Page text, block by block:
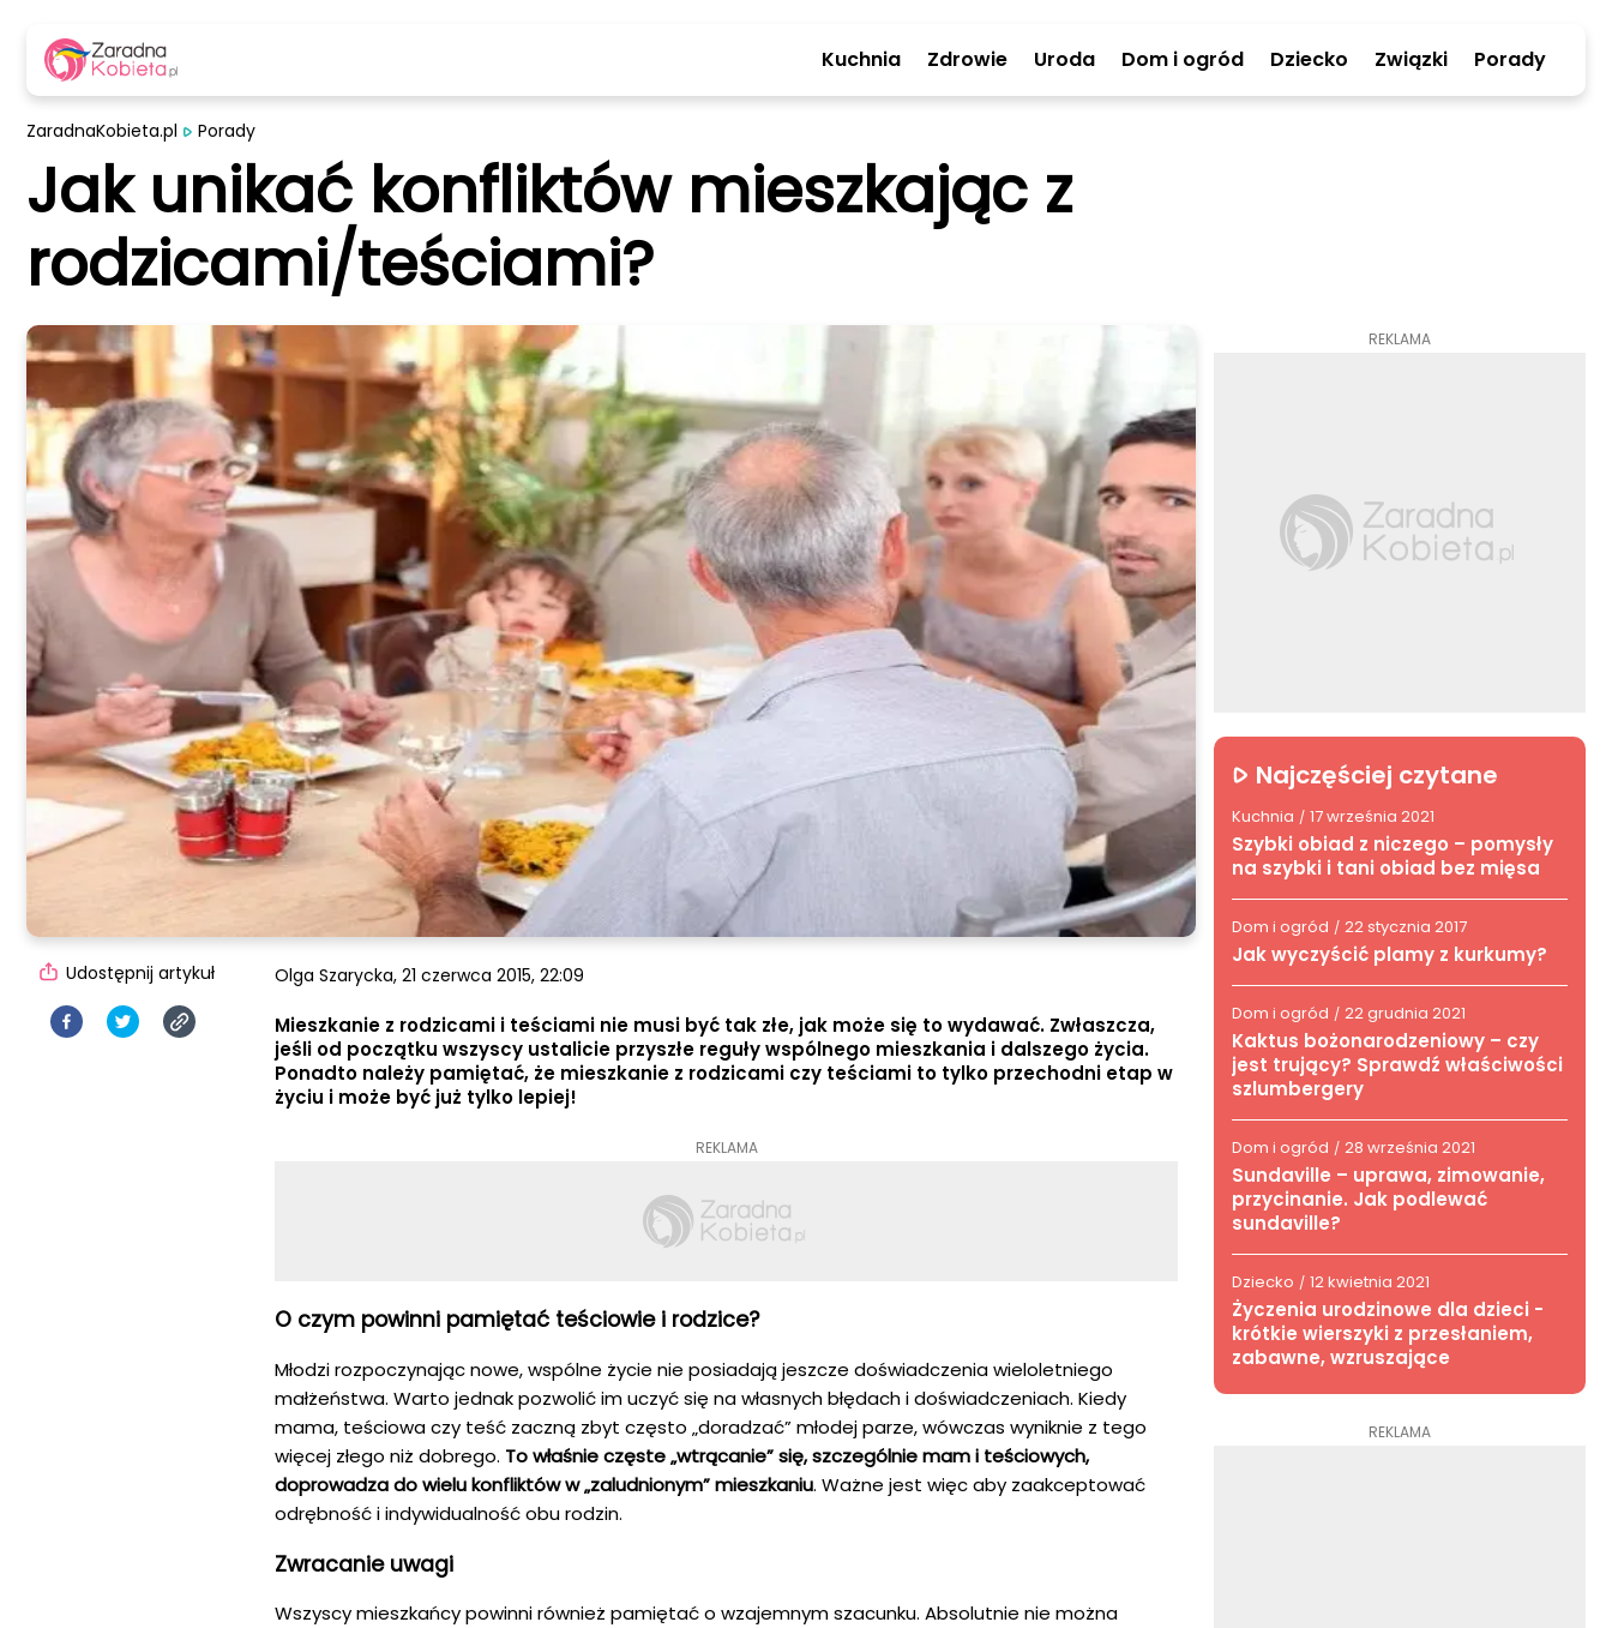
Kuchnia Zdrowie Uroda Dom i ogród Dziecko Związki Porady
ZaradnaKobieta.pl Porady
Jak unikać konfliktów mieszkając z
rodzicami/teściami?
Olga Szarycka, 21 czerwca 2015, 22:09
Mieszkanie z rodzicami i teściami nie musi być tak złe, jak może się to wydawać. Zwłaszcza,
jeśli od początku wszyscy ustalicie przyszłe reguły wspólnego mieszkania i dalszego życia.
Ponadto należy pamiętać, że mieszkanie z rodzicami czy teściami to tylko przechodni etap w
życiu i może być już tylko lepiej!
REKLAMA
O czym powinni pamiętać teściowie i rodzice?
Młodzi rozpoczynając nowe, wspólne życie nie posiadają jeszcze doświadczenia wieloletniego
małżeństwa. Warto jednak pozwolić im uczyć się na własnych błędach i doświadczeniach. Kiedy
mama, teściowa czy teść zaczną zbyt często „doradzać” młodej parze, wówczas wyniknie z tego
więcej złego niż dobrego. To właśnie częste „wtrącanie” się, szczególnie mam i teściowych,
doprowadza do wielu konfliktów w „zaludnionym” mieszkaniu. Ważne jest więc aby zaakceptować
odrębność i indywidualność obu rodzin.
Zwracanie uwagi
Wszyscy mieszkańcy powinni również pamiętać o wzajemnym szacunku. Absolutnie nie można
Udostępnij artykuł
REKLAMA
Najczęściej czytane
Kuchnia / 17 września 2021
Szybki obiad z niczego – pomysły
na szybki i tani obiad bez mięsa
Dom i ogród / 22 stycznia 2017
Jak wyczyścić plamy z kurkumy?
Dom i ogród / 22 grudnia 2021
Kaktus bożonarodzeniowy – czy
jest trujący? Sprawdź właściwości
szlumbergery
Dom i ogród / 28 września 2021
Sundaville – uprawa, zimowanie,
przycinanie. Jak podlewać
sundaville?
Dziecko / 12 kwietnia 2021
Życzenia urodzinowe dla dzieci -
krótkie wierszyki z przesłaniem,
zabawne, wzruszające
REKLAMA